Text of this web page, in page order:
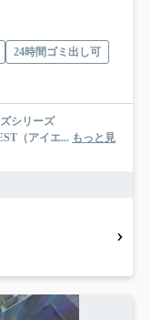
24時間ゴミ出し可
シリーズ
（アイエ... もっと見